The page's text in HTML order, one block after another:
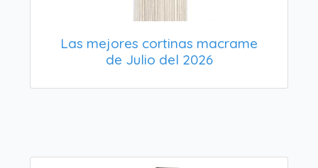
Las mejores cortinas macrame
de Julio del 2026